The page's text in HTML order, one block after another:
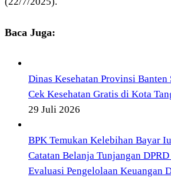
Baca Juga:
Dinas Kesehatan Provinsi Banten
Cek Kesehatan Gratis di Kota
29 Juli 2026
BPK Temukan Kelebihan Bayar
Catatan Belanja Tunjangan
Evaluasi Pengelolaan Keuangan